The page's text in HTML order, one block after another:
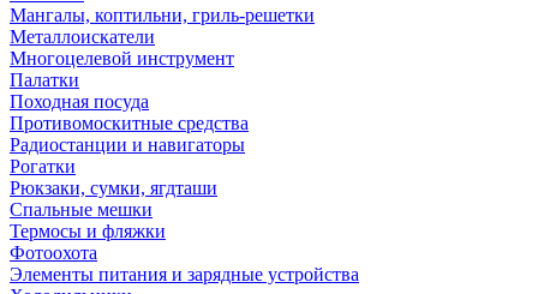
Мангалы, коптильни, гриль-решетки
Металлоискатели
Многоцелевой инструмент
Палатки
Походная посуда
Противомоскитные средства
Радиостанции и навигаторы
Рогатки
Рюкзаки, сумки, ягдташи
Спальные мешки
Термосы и фляжки
Фотоохота
Элементы питания и зарядные устройства